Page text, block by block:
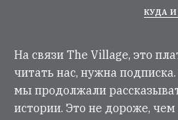
КУДА
На связи The Village, это
читать нас, нужна
мы продолжали
истории. Это не дороже,